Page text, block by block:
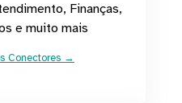
Finanças,
e muito mais
Conectores →